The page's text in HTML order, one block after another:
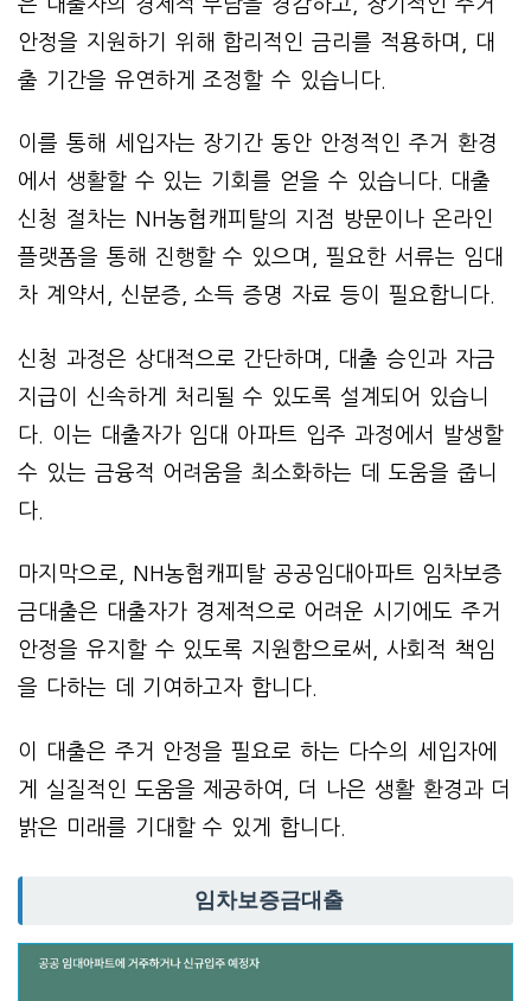
안정을 지원하기 위해 합리적인 금리를 적용하며, 대
출 기간을 유연하게 조정할 수 있습니다.
이를 통해 세입자는 장기간 동안 안정적인 주거 환경
에서 생활할 수 있는 기회를 얻을 수 있습니다. 대출
신청 절차는 NH농협캐피탈의 지점 방문이나 온라인
플랫폼을 통해 진행할 수 있으며, 필요한 서류는 임대
차 계약서, 신분증, 소득 증명 자료 등이 필요합니다.
신청 과정은 상대적으로 간단하며, 대출 승인과 자금
지급이 신속하게 처리될 수 있도록 설계되어 있습니
다. 이는 대출자가 임대 아파트 입주 과정에서 발생할
수 있는 금융적 어려움을 최소화하는 데 도움을 줍니
다.
마지막으로, NH농협캐피탈 공공임대아파트 임차보증
금대출은 대출자가 경제적으로 어려운 시기에도 주거
안정을 유지할 수 있도록 지원함으로써, 사회적 책임
을 다하는 데 기여하고자 합니다.
이 대출은 주거 안정을 필요로 하는 다수의 세입자에
게 실질적인 도움을 제공하여, 더 나은 생활 환경과 더
밝은 미래를 기대할 수 있게 합니다.
임차보증금대출